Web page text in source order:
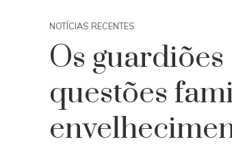
NOTÍCIAS RECENTES
Os
questões